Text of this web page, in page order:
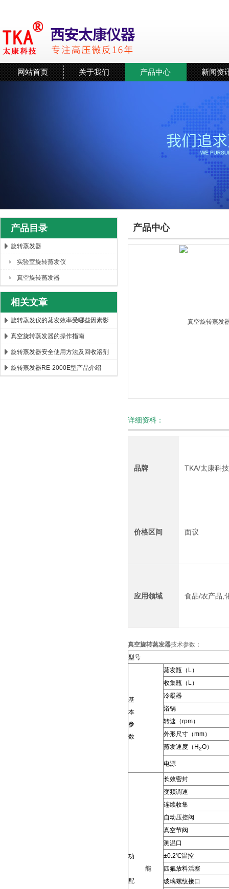
西安太康生物科技有限公司
网站首页 关于我们 产品中心 新闻资
产品目录
旋转蒸发器
实验室旋转蒸发仪
真空旋转蒸发器
相关文章
旋转蒸发仪的蒸发效率受哪些因素影
响？
真空旋转蒸发器的操作指南
旋转蒸发器安全使用方法及回收溶剂
的效率高低？
旋转蒸发器RE-2000E型产品介绍
产品中心
详细资料：
品牌 TKA/太康科技
价格区间 面议
应用领域 食品/农产品,
真空旋转蒸发器技术参数：
型号
基
本
参
数
蒸发瓶（L）
收集瓶（L）
冷凝器
浴锅
转速（rpm）
外形尺寸（mm）
蒸发速度（H2O）
电源
功
能
配
长效密封
变频调速
连续收集
自动压控阀
真空节阀
测温口
±0.2℃温控
四氟放料活塞
玻璃螺纹接口